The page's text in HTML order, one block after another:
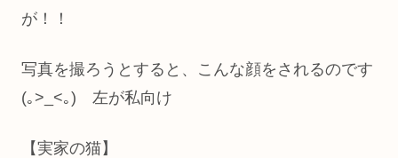
が！！
写真を撮ろうとすると、こんな顔をされるのです
(｡>_<｡) 左が私向け
【実家の猫】